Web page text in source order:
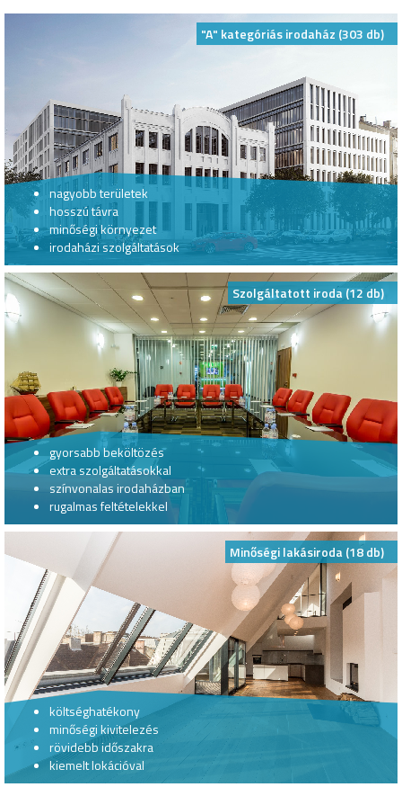
"A" kategóriás irodaház (303 db)
nagyobb területek
hosszú távra
minőségi környezet
irodaházi szolgáltatások
Szolgáltatott iroda (12 db)
gyorsabb beköltözés
extra szolgáltatásokkal
színvonalas irodaházban
rugalmas feltételekkel
Minőségi lakásiroda (18 db)
költséghatékony
minőségi kivitelezés
rövidebb időszakra
kiemelt lokációval